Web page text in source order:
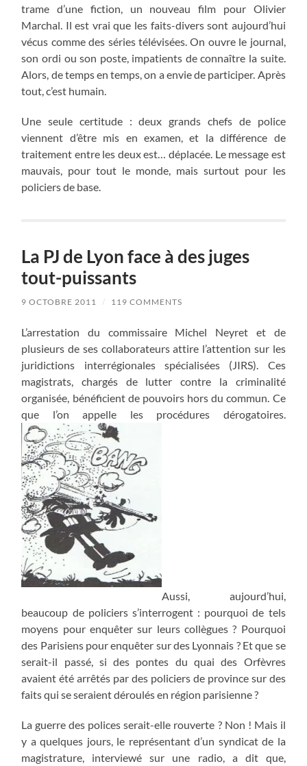
trame d’une fiction, un nouveau film pour Olivier
Marchal. Il est vrai que les faits-divers sont aujourd’hui
vécus comme des séries télévisées. On ouvre le journal,
son ordi ou son poste, impatients de connaître la suite.
Alors, de temps en temps, on a envie de participer. Après
tout, c’est humain.
Une seule certitude : deux grands chefs de police
viennent d’être mis en examen, et la différence de
traitement entre les deux est… déplacée. Le message est
mauvais, pour tout le monde, mais surtout pour les
policiers de base.
La PJ de Lyon face à des juges
tout-puissants
9 OCTOBRE 2011 / 119 COMMENTS
L’arrestation du commissaire Michel Neyret et de
plusieurs de ses collaborateurs attire l’attention sur les
juridictions interrégionales spécialisées (JIRS). Ces
magistrats, chargés de lutter contre la criminalité
organisée, bénéficient de pouvoirs hors du commun. Ce
que l’on appelle les procédures dérogatoires.
Aussi, aujourd’hui,
beaucoup de policiers s’interrogent : pourquoi de tels
moyens pour enquêter sur leurs collègues ? Pourquoi
des Parisiens pour enquêter sur des Lyonnais ? Et que se
serait-il passé, si des pontes du quai des Orfèvres
avaient été arrêtés par des policiers de province sur des
faits qui se seraient déroulés en région parisienne ?
La guerre des polices serait-elle rouverte ? Non ! Mais il
y a quelques jours, le représentant d’un syndicat de la
magistrature, interviewé sur une radio, a dit que,